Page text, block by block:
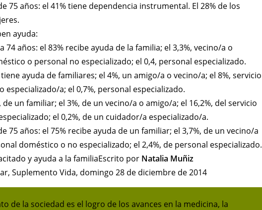
75 años: el 41% tiene dependencia instrumental. El 28% de los
ayuda:
años: el 83% recibe ayuda de la familia; el 3,3%, vecino/a o
o personal no especializado; el 0,4, personal especializado.
ayuda de familiares; el 4%, un amigo/a o vecino/a; el 8%, servicio
a; el 0,7%, personal especializado.
un familiar; el 3%, de un vecino/a o amigo/a; el 16,2%, del servicio
el 0,2%, de un cuidador/a especializado/a.
75 años: el 75% recibe ayuda de un familiar; el 3,7%, de un vecino/a
doméstico o no especializado; el 2,4%, de personal especializado.
y ayuda a la familiaEscrito por Natalia Muñiz
Suplemento Vida, domingo 28 de diciembre de 2014
de la sociedad es el logro de los avances en la medicina, la